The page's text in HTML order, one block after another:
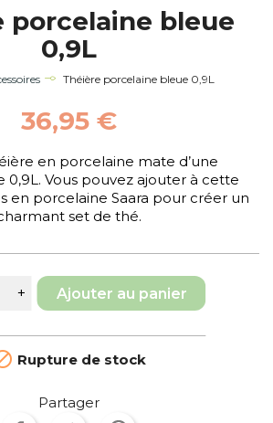
porcelaine bleue
0,9L
Théière porcelaine bleue 0,9L
36,95 €
en porcelaine mate d’une
0,9L. Vous pouvez ajouter à cette
en porcelaine Saara pour créer un
set de thé.
Ajouter au panier
Rupture de stock
Partager